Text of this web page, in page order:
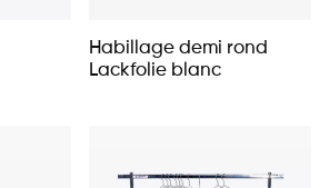
Habillage demi rond
Lackfolie blanc